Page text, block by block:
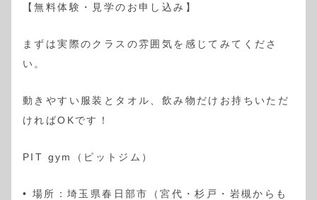
【無料体験・見学のお申し込み】
まずは実際のクラスの雰囲気を感じてみてくださ
い。
動きやすい服装とタオル、飲み物だけお持ちいただ
ければOKです！
PIT gym（ピットジム）
• 場所：埼玉県春日部市（宮代・杉戸・岩槻からも